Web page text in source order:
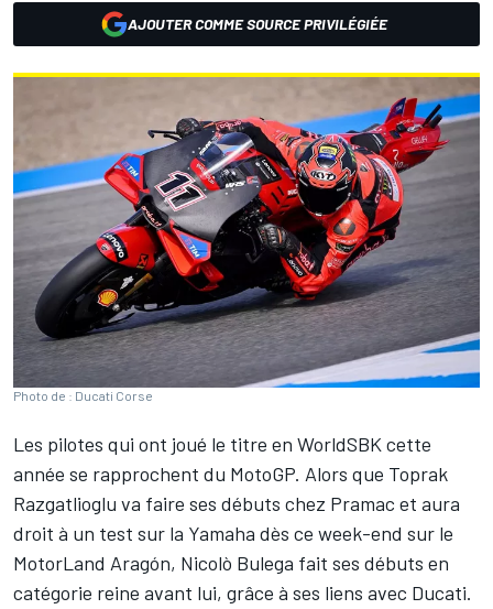
AJOUTER COMME SOURCE PRIVILÉGIÉE
Photo de : Ducati Corse
Les pilotes qui ont joué le titre en WorldSBK cette
année se rapprochent du MotoGP. Alors que Toprak
Razgatlioglu va faire ses débuts chez Pramac et aura
droit à un test sur la Yamaha dès ce week-end sur le
MotorLand Aragón, Nicolò Bulega fait ses débuts en
catégorie reine avant lui, grâce à ses liens avec Ducati.